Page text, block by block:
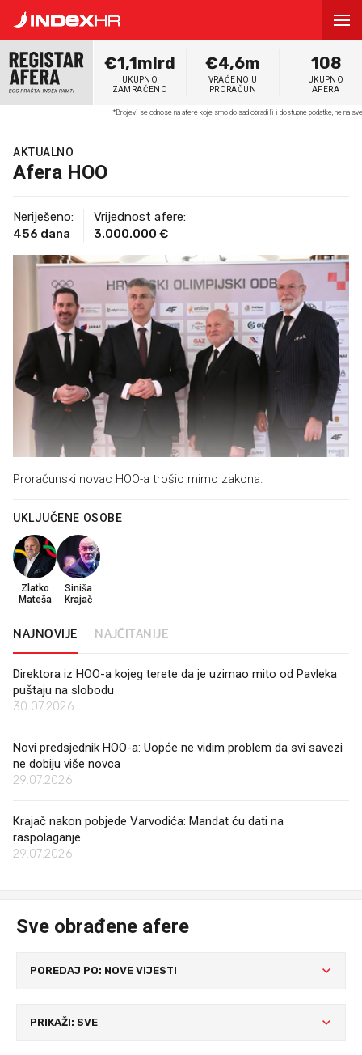
€1,1mlrd
UKUPNO
ZAMRAČENO
€4,6m
VRAĆENO U
PRORAČUN
108
UKUPNO
AFERA
*Brojevi se odnose na afere koje smo do sad obradili i dostupne podatke, ne na
AKTUALNO
Afera HOO
Neriješeno:
456 dana
Vrijednost afere:
3.000.000 €
Proračunski novac HOO-a trošio mimo zakona.
UKLJUČENE OSOBE
Zlatko
Mateša
Siniša
Krajač
NAJNOVIJE NAJČITANIJE
Direktora iz HOO-a kojeg terete da je uzimao mito od Pavleka
puštaju na slobodu
30.07.2026.
Novi predsjednik HOO-a: Uopće ne vidim problem da svi savezi
ne dobiju više novca
29.07.2026.
Krajač nakon pobjede Varvodića: Mandat ću dati na
raspolaganje
29.07.2026.
Sve obrađene afere